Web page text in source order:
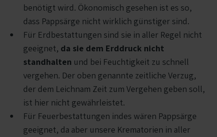
benötigt wird. Ökonomisch gesehen ist es so,
dass Pappsärge nicht wirklich günstiger sind.
Für Erdbestattungen sind sie in aller Regel nicht
geeignet, da sie dem Erddruck nicht
standhalten und bei Feuchtigkeit zu schnell
vergehen. Der oben genannte zeitliche Verzug,
der dem Leichnam Zeit zum Vergehen geben soll,
ist hier nicht gewährleistet.
Für Feuerbestattungen indes wären Pappsärge
geeignet, da aber unsere Krematorien in aller